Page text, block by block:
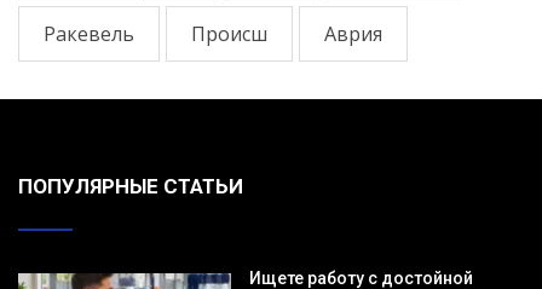
Ракевель Происш Аврия
ПОПУЛЯРНЫЕ СТАТЬИ
Ищете работу с достойной